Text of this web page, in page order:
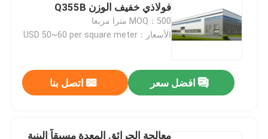
فولاذي خفيف الوزن Q355B
MOQ：500 مترا مربعا
الأسعار：USD 50~60 per square meter
افضل سعر اتصل بنا
معالجة الحرائق المعدة مسبقاً البنية